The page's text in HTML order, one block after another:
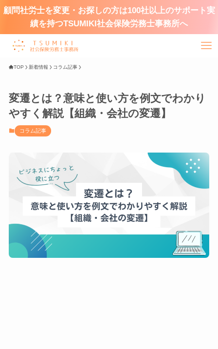
顧問社労士を変更・お探しの方は100社以上のサポート実
績を持つTSUMIKI社会保険労務士事務所へ
TOP 新着情報 コラム記事
変遷とは？意味と使い方を例文でわかり
やすく解説【組織・会社の変遷】
コラム記事